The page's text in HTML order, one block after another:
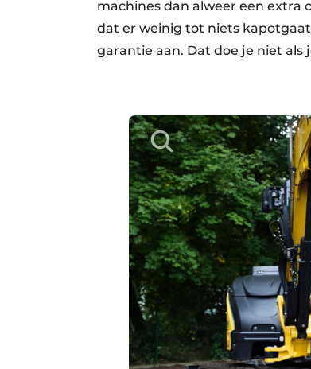
machines dan alweer een extra
dat er weinig tot niets
garantie aan. Dat doe je niet als